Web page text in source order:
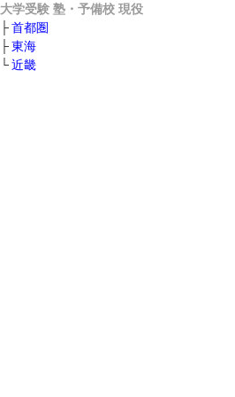
大学受験 塾・予備校 現役
首都圏
東海
近畿